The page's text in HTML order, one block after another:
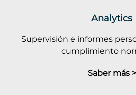
Analytics
Supervisión e informes
cumplimiento
Saber más >